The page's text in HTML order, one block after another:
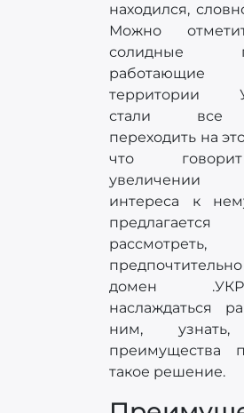
находился,
Можно
солидные
территории
стали все
переходить на
что
увеличении
интереса к
предлагается
рассмотреть,
домен
наслаждаться
ним,
преимущества
такое решение.